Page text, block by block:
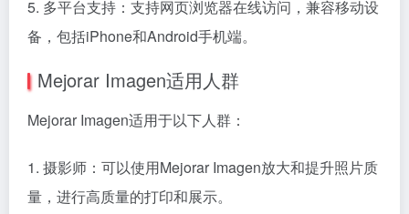
5. 多平台支持：支持网页浏览器在线访问，兼容移动设
备，包括iPhone和Android手机端。
Mejorar Imagen适用人群
Mejorar Imagen适用于以下人群：
1. 摄影师：可以使用Mejorar Imagen放大和提升照片质
量，进行高质量的打印和展示。